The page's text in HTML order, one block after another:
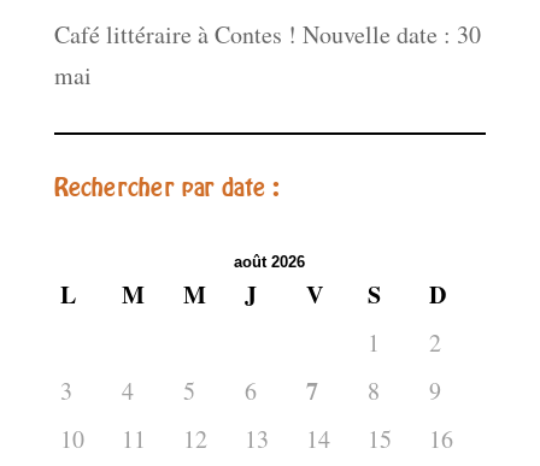
Café littéraire à Contes ! Nouvelle date : 30
mai
Rechercher par date :
août 2026
L M M J V S D
1
2
3
4 5 6 7 8
9
10
11 12 13 14 15
16